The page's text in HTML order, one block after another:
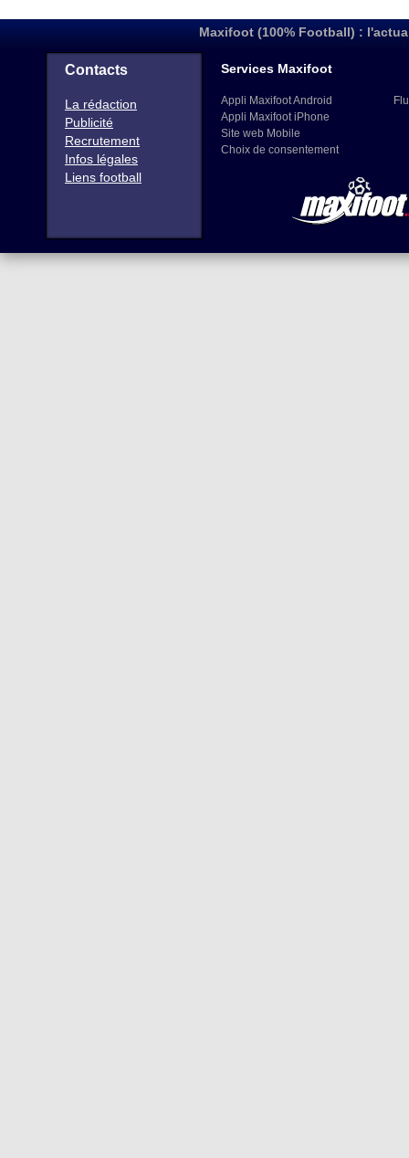
Maxifoot (100% Football) :
Contacts
La rédaction
Publicité
Recrutement
Infos légales
Liens football
Services Maxifoot
Appli Maxifoot Android
Appli Maxifoot iPhone
Site web Mobile
Choix de consentement